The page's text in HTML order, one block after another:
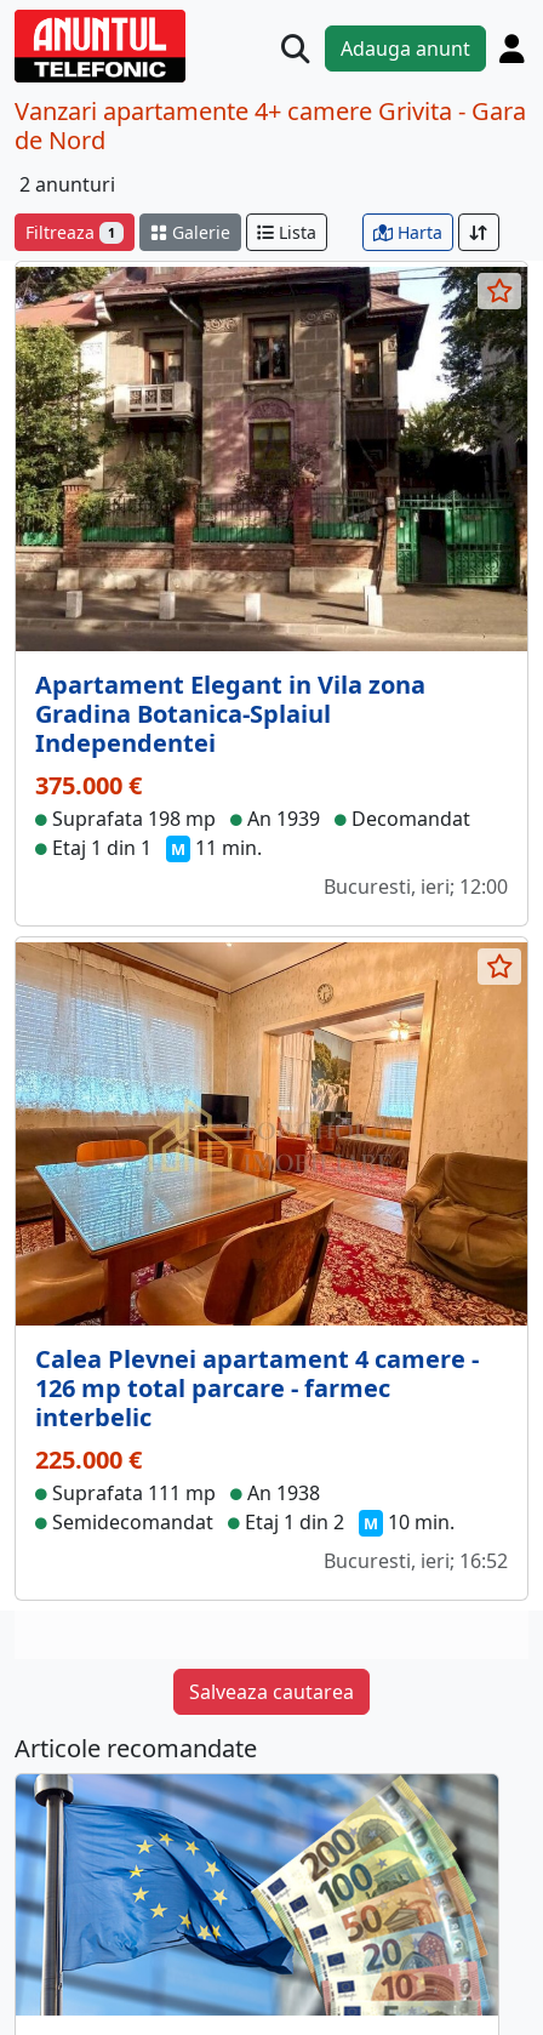
Adauga anunt
Vanzari apartamente 4+ camere Grivita - Gara
de Nord
2 anunturi
Filtreaza 1 Galerie Lista Harta
Apartament Elegant in Vila zona
Gradina Botanica-Splaiul
Independentei
375.000 €
Suprafata 198 mp An 1939
Decomandat
Etaj 1 din 1
M 11 min.
Bucuresti, ieri; 12:00
Calea Plevnei apartament 4 camere -
126 mp total parcare - farmec
interbelic
225.000 €
Suprafata 111 mp
An 1938
Semidecomandat
Etaj 1 din 2 M 10 min.
Bucuresti, ieri; 16:52
Salveaza cautarea
Articole recomandate